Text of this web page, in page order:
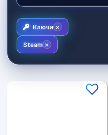
Ключи
Steam